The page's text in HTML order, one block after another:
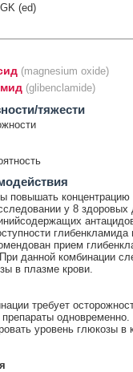
(ed)
(magnesium oxide)
(glibenclamide)
тяжести
повышать концентрацию
у 8 здоровых
прием
данной комбинации
в плазме крови.
требует
одновременно.
уровень глюкозы в